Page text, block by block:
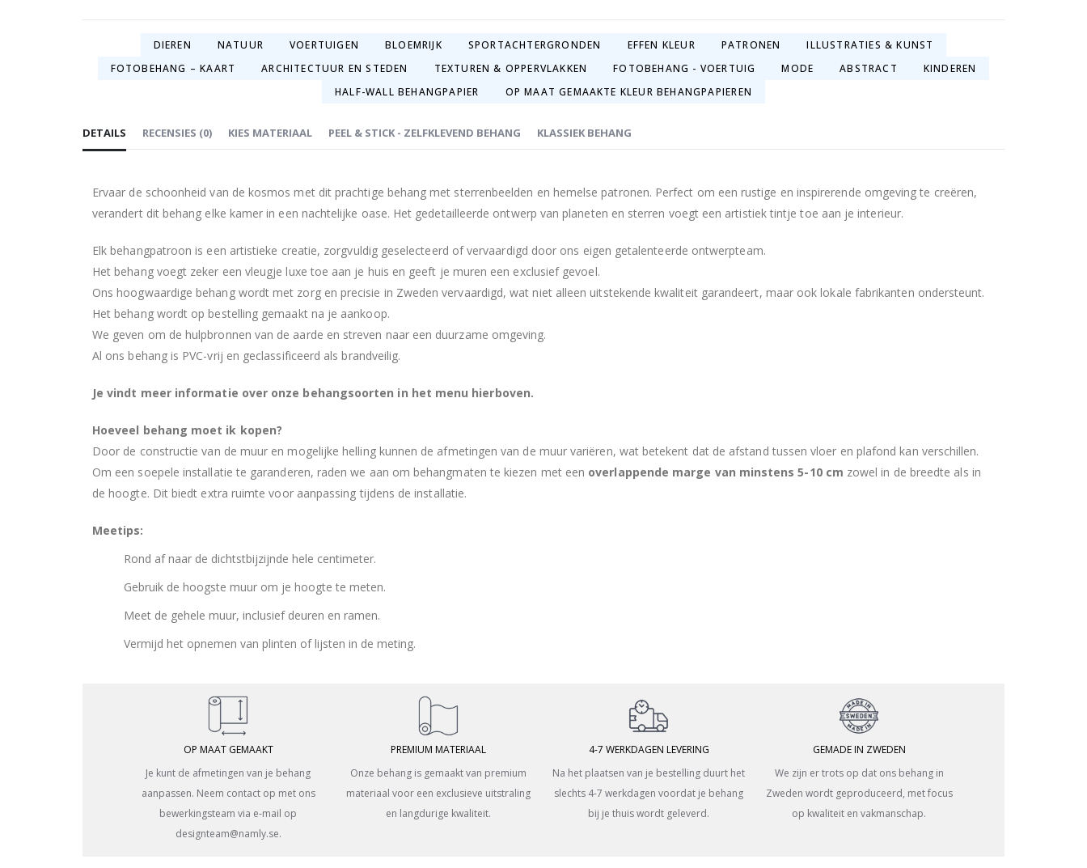
DIEREN NATUUR VOERTUIGEN BLOEMRIJK SPORTACHTERGRONDEN EFFEN KLEUR PATRONEN
ILLUSTRATIES & KUNST
FOTOBEHANG – KAART
ARCHITECTUUR EN STEDEN TEXTUREN & OPPERVLAKKEN FOTOBEHANG - VOERTUIG MODE ABSTRACT
KINDEREN
HALF-WALL BEHANGPAPIER
OP MAAT GEMAAKTE KLEUR BEHANGPAPIEREN
DETAILS
Ervaar de schoonheid van de kosmos met dit prachtige behang met sterrenbeelden en hemelse patronen. Perfect om een rustige en inspirerende omgeving te creëren,
verandert dit behang elke kamer in een nachtelijke oase. Het gedetailleerde ontwerp van planeten en sterren voegt een artistiek tintje toe aan je interieur.
Elk behangpatroon is een artistieke creatie, zorgvuldig geselecteerd of vervaardigd door ons eigen getalenteerde ontwerpteam.
Het behang voegt zeker een vleugje luxe toe aan je huis en geeft je muren een exclusief gevoel.
Ons hoogwaardige behang wordt met zorg en precisie in Zweden vervaardigd, wat niet alleen uitstekende kwaliteit garandeert, maar ook lokale fabrikanten ondersteunt.
Het behang wordt op bestelling gemaakt na je aankoop.
We geven om de hulpbronnen van de aarde en streven naar een duurzame omgeving.
Al ons behang is PVC-vrij en geclassificeerd als brandveilig.
Je vindt meer informatie over onze behangsoorten in het menu hierboven.
Hoeveel behang moet ik kopen?
Door de constructie van de muur en mogelijke helling kunnen de afmetingen van de muur variëren, wat betekent dat de afstand tussen vloer en plafond kan verschillen.
Om een soepele installatie te garanderen, raden we aan om behangmaten te kiezen met een overlappende marge van minstens 5-10 cm zowel in de breedte als in
de hoogte. Dit biedt extra ruimte voor aanpassing tijdens de installatie.
Meetips:
Rond af naar de dichtstbijzijnde hele centimeter.
Gebruik de hoogste muur om je hoogte te meten.
Meet de gehele muur, inclusief deuren en ramen.
Vermijd het opnemen van plinten of lijsten in de meting.
RECENSIES (0) KIES MATERIAAL PEEL & STICK - ZELFKLEVEND BEHANG KLASSIEK BEHANG
OP MAAT GEMAAKT
Je kunt de afmetingen van je behang
aanpassen. Neem contact op met ons
bewerkingsteam via e-mail op
designteam@namly.se.
PREMIUM MATERIAAL
Onze behang is gemaakt van premium
materiaal voor een exclusieve uitstraling
en langdurige kwaliteit.
4-7 WERKDAGEN LEVERING
Na het plaatsen van je bestelling duurt het
slechts 4-7 werkdagen voordat je behang
bij je thuis wordt geleverd.
GEMADE IN ZWEDEN
We zijn er trots op dat ons behang in
Zweden wordt geproduceerd, met focus
op kwaliteit en vakmanschap.